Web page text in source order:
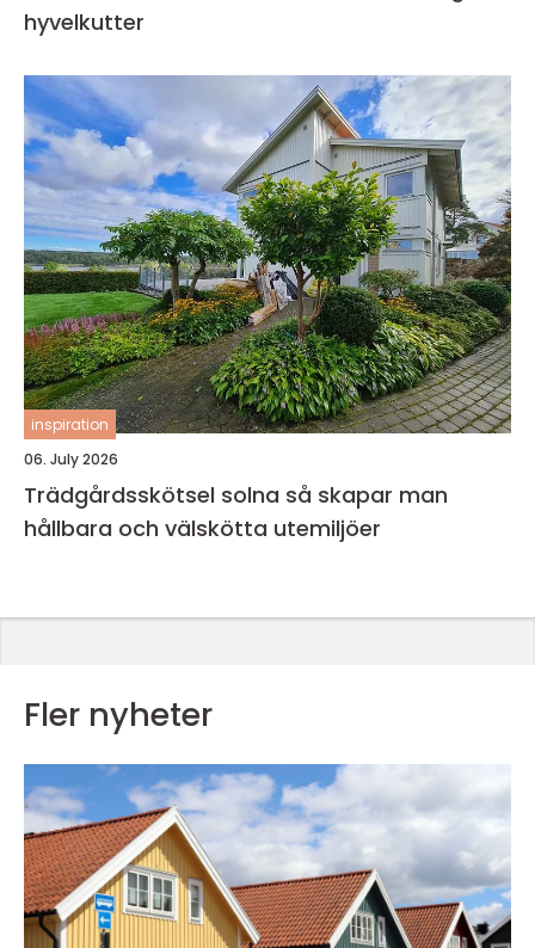
hyvelkutter
inspiration
06. July 2026
Trädgårdsskötsel solna så skapar man
hållbara och välskötta utemiljöer
Fler nyheter